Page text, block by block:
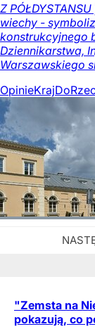
Z
wiechy -
konstrukcyjnego
Dziennikarstwa,
Warszawskiego
OpinieKraj
"Zemsta na
pokazują, co